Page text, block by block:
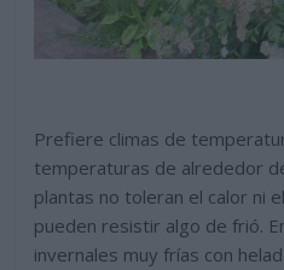
Prefiere climas de
temperaturas de alrededor
plantas no toleran el calor ni
pueden resistir algo de frió.
invernales muy frías con